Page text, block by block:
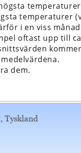
temperaturer
i en viss
oftast upp till
dem.